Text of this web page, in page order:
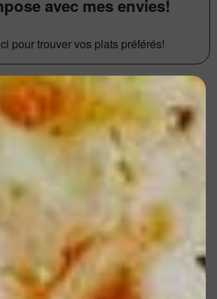
avec mes envies!
pour trouver vos plats préférés!